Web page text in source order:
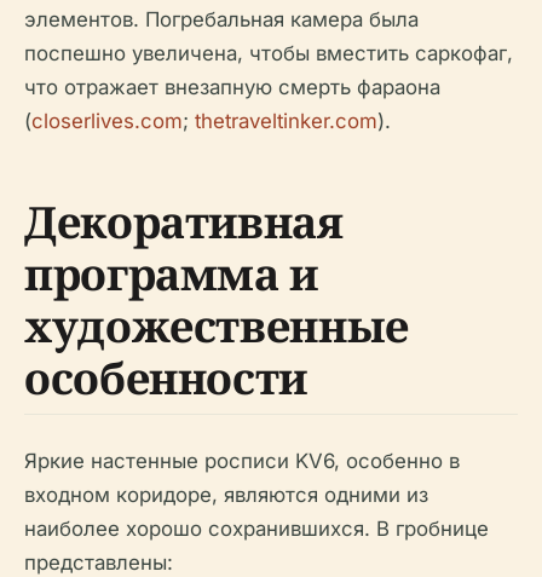
элементов. Погребальная камера была
поспешно увеличена, чтобы вместить саркофаг,
что отражает внезапную смерть фараона
(closerlives.com; thetraveltinker.com).
Декоративная
программа и
художественные
особенности
Яркие настенные росписи KV6, особенно в
входном коридоре, являются одними из
наиболее хорошо сохранившихся. В гробнице
представлены: